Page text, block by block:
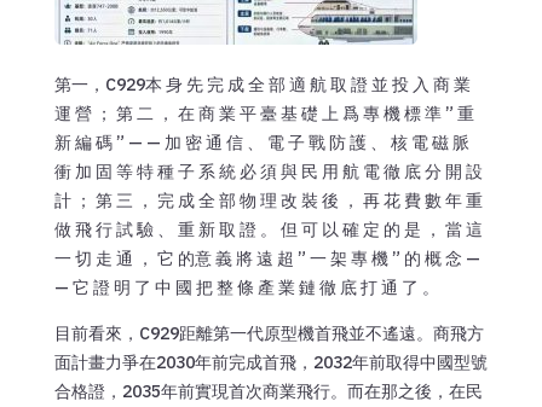
第一，C929本 身 先 完 成 全 部 適 航 取 證 並 投 入 商 業
運 營 ； 第 二 ， 在 商 業 平 臺 基 礎 上 爲 專 機 標 準 ” 重
新 編 碼 ” — — 加 密 通 信 、 電 子 戰 防 護 、 核 電 磁 脈
衝 加 固 等 特 種 子 系 統 必 須 與 民 用 航 電 徹 底 分 開 設
計 ； 第 三 ， 完 成 全 部 物 理 改 裝 後 ， 再 花 費 數 年 重
做 飛 行 試 驗 、 重 新 取 證 。 但 可 以 確 定 的 是 ， 當 這
一 切 走 通 ， 它 的意 義 將 遠 超 ” 一 架 專 機 ” 的 概 念 —
— 它 證 明 了 中 國 把 整 條 產 業 鏈 徹 底 打 通 了 。
目前看來，C929距離第一代原型機首飛並不遙遠。商飛方
面計畫力爭在2030年前完成首飛，2032年前取得中國型號
合格證，2035年前實現首次商業飛行。而在那之後，在民